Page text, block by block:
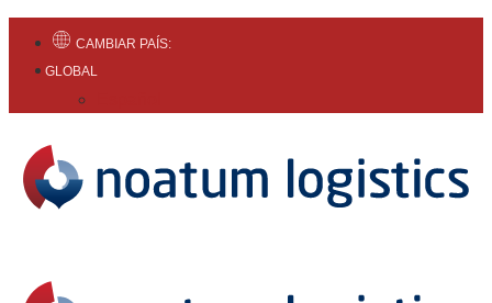
CAMBIAR PAÍS:
GLOBAL